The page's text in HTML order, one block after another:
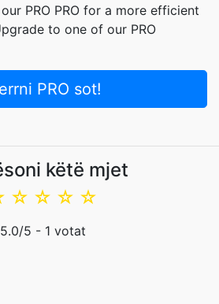
PRO PRO for a more efficient
to one of our PRO
PRO sot!
këtë mjet
☆
☆
☆
☆
5.0/5 - 1 votat